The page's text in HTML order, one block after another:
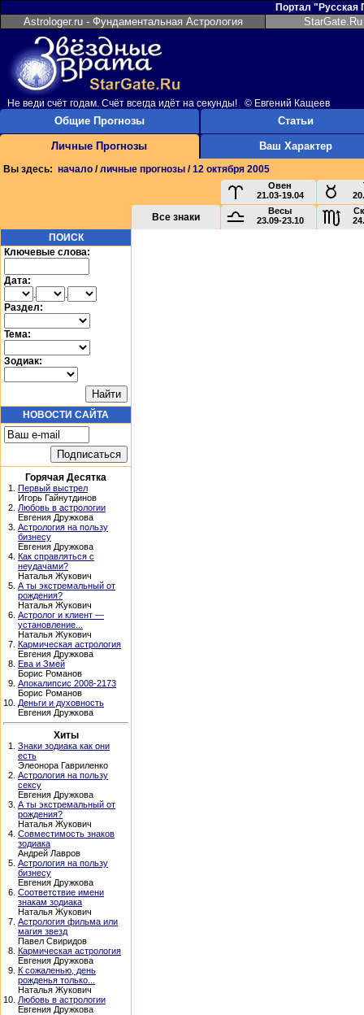
Портал "Русская
Astrologer.ru - Фундаментальная Астрология
Не веди счёт годам. Счёт всегда идёт на секунды! © Евгений Кащеев
Общие Прогнозы
Личные Прогнозы
Статьи
Ваш Характер
Вы здесь: начало /личные прогнозы /12 октября 2005
Овен
21.03-19.04
Все знаки
Весы
23.09-23.10
ПОИСК
Ключевые слова:
Дата:
.
.
Раздел:
Тема:
Зодиак:
НОВОСТИ САЙТА
Горячая Десятка
1. Первый выстрел
Игорь Гайнутдинов
2. Любовь в астрологии
Евгения Дружкова
3. Астрология на пользу
бизнесу
Евгения Дружкова
4. Как справляться с
неудачами?
Наталья Жукович
5. А ты экстремальный от
рождения?
Наталья Жукович
6. Астролог и клиент —
установление...
Наталья Жукович
7. Кармическая астрология
Евгения Дружкова
8. Ева и Змей
Борис Романов
9. Апокалипсис 2008-2173
Борис Романов
10. Деньги и духовность
Евгения Дружкова
Хиты
1. Знаки зодиака как они
есть
Элеонора Гавриленко
2. Астрология на пользу
сексу
Евгения Дружкова
3. А ты экстремальный от
рождения?
Наталья Жукович
4. Совместимость знаков
зодиака
Андрей Лавров
5. Астрология на пользу
бизнесу
Евгения Дружкова
6. Соответствие имени
знакам зодиака
Наталья Жукович
7. Астрология фильма или
магия звезд
Павел Свиридов
8. Кармическая астрология
Евгения Дружкова
9. К сожаленью, день
рожденья только...
Наталья Жукович
10. Любовь в астрологии
Евгения Дружкова